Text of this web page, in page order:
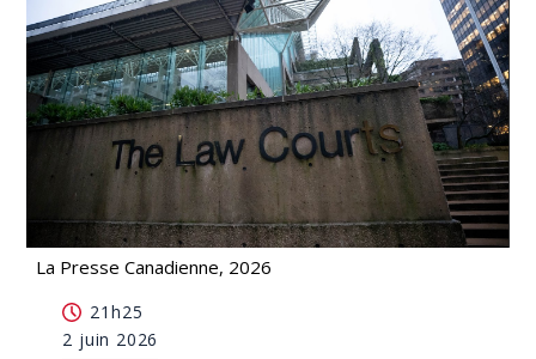
La Presse Canadienne, 2026
000 $ à une victime d'agression sexuelle
21h25
2 juin 2026